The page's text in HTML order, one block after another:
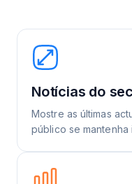
Notícias do
Mostre as últimas
público se mantenha